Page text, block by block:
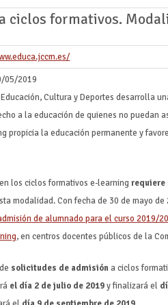
ciclos formativos.
05/2019
Cultura y Deportes desarrolla
a la educación de quienes no puedan
propicia la educación permanente y
los ciclos formativos e-learningrequiere
modalidad. Con fecha de 30 de mayo
de alumnado para el curso 2019/
, en centros docentes públicos de la
solicitudes de admisióna ciclos
el día 2 de julio de 2019y finalizará el